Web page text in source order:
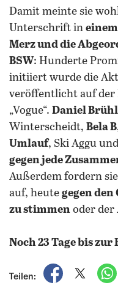
Damit meinte sie
Unterschrift in einem
Merz und die
BSW: Hunderte
initiiert wurde die
veröffentlicht auf der
„Vogue“. Daniel Brühl
Winterscheidt, Bela B
Umlauf, Ski Aggu
gegen jede
Außerdem fordern
auf, heute gegen
zu stimmen oder
Noch 23 Tage bis
Teilen:
auf auf